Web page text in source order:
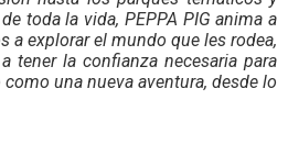
toda la vida, PEPPA PIG anima a
a explorar el mundo que les rodea,
tener la confianza necesaria para
una nueva aventura, desde lo